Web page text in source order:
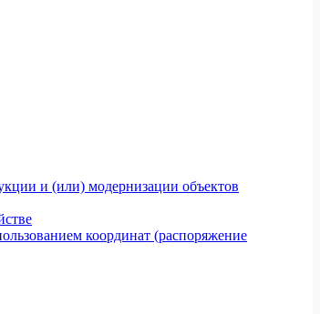
и (или) модернизации объектов
координат (распоряжение